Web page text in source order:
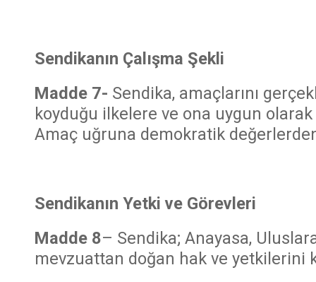
Sendikanın Çalışma Şekli
Madde 7- Sendika, amaçlarını
koyduğu ilkelere ve ona uygun olarak
Amaç uğruna demokratik
Sendikanın Yetki ve Görevleri
Madde 8– Sendika; Anayasa,
mevzuattan doğan hak ve yetkilerini